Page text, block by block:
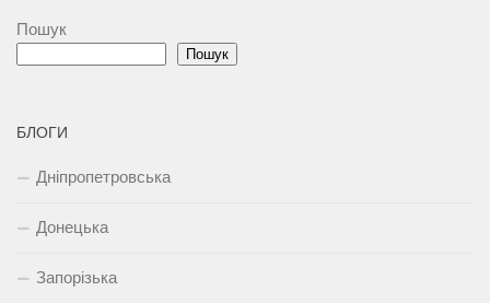
Пошук
Пошук
БЛОГИ
Дніпропетровська
Донецька
Запорізька